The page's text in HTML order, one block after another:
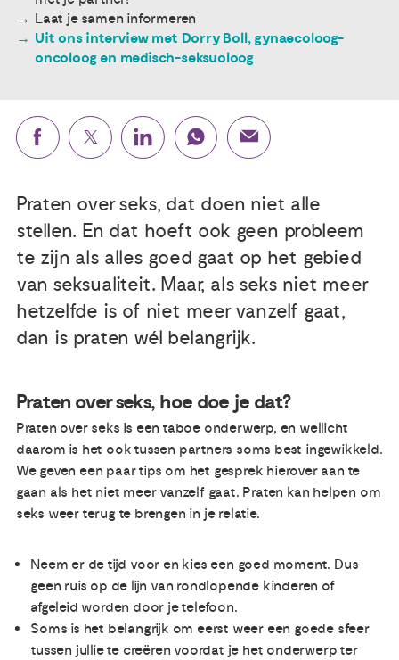
Contact
Laat je samen informeren
Uit ons interview met Dorry Boll, gynaecoloog-
oncoloog en medisch-seksuoloog
Praten over seks, dat doen niet alle
stellen. En dat hoeft ook geen probleem
te zijn als alles goed gaat op het gebied
van seksualiteit. Maar, als seks niet meer
hetzelfde is of niet meer vanzelf gaat,
dan is praten wél belangrijk.
Praten over seks, hoe doe je dat?
Praten over seks is een taboe onderwerp, en wellicht
daarom is het ook tussen partners soms best ingewikkeld.
We geven een paar tips om het gesprek hierover aan te
gaan als het niet meer vanzelf gaat. Praten kan helpen om
seks weer terug te brengen in je relatie.
Neem er de tijd voor en kies een goed moment. Dus
geen ruis op de lijn van rondlopende kinderen of
afgeleid worden door je telefoon.
Soms is het belangrijk om eerst weer een goede sfeer
tussen jullie te creëren voordat je het onderwerp ter